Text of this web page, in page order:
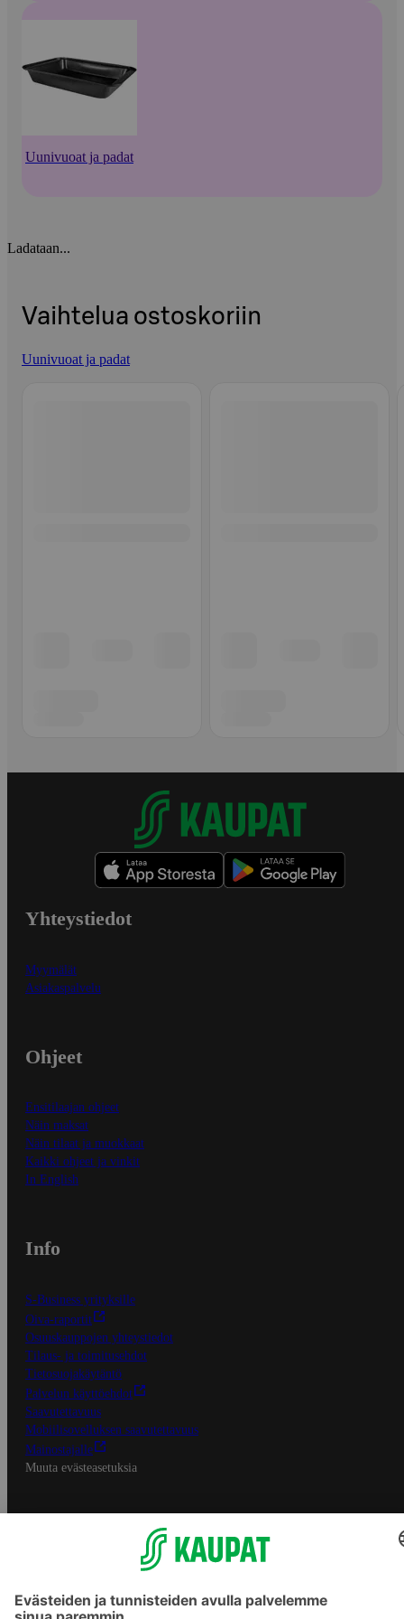
Uunivuoat ja padat
Ladataan...
Vaihtelua ostoskoriin
Uunivuoat ja padat
Yhteystiedot
Myymälät
Asiakaspalvelu
Ohjeet
Ensitilaajan ohjeet
Näin maksat
Näin tilaat ja muokkaat
Kaikki ohjeet ja vinkit
In English
Info
S-Business yrityksille
Oiva-raportit
Osuuskauppojen yhteystiedot
Tilaus- ja toimitusehdot
Tietosuojakäytäntö
Palvelun käyttöehdot
Saavutettavuus
Mobiilisovelluksen saavutettavuus
Mainostajalle
Muuta evästeasetuksia
S-ryhmän palvelut
Asiakasomistajuus